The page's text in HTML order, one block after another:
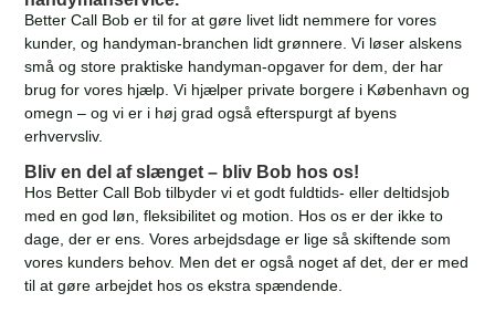
Better Call Bob er til for at gøre livet lidt nemmere for vores
kunder, og handyman-branchen lidt grønnere. Vi løser alskens
små og store praktiske handyman-opgaver for dem, der har
brug for vores hjælp. Vi hjælper private borgere i København og
omegn – og vi er i høj grad også efterspurgt af byens
erhvervsliv.
Bliv en del af slænget – bliv Bob hos os!
Hos Better Call Bob tilbyder vi et godt fuldtids- eller deltidsjob
med en god løn, fleksibilitet og motion. Hos os er der ikke to
dage, der er ens. Vores arbejdsdage er lige så skiftende som
vores kunders behov. Men det er også noget af det, der er med
til at gøre arbejdet hos os ekstra spændende.